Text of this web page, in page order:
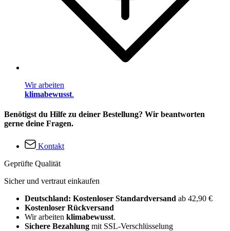
Wir arbeiten
klimabewusst.
Benötigst du Hilfe zu deiner Bestellung? Wir beantworten
gerne deine Fragen.
Kontakt
Geprüfte Qualität
Sicher und vertraut einkaufen
Deutschland: Kostenloser Standardversand ab 42,90 €
Kostenloser Rückversand
Wir arbeiten klimabewusst.
Sichere Bezahlung mit SSL-Verschlüsselung